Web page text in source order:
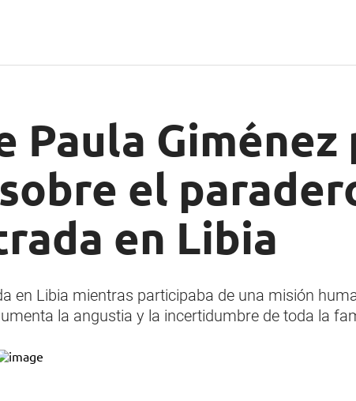
Paula
el
en Libia
en Libia mientras participaba de una misión
la angustia y la incertidumbre de toda la